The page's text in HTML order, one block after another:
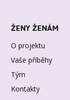
ŽENY ŽENÁM
O projektu
Vaše příběhy
Tým
Kontakty